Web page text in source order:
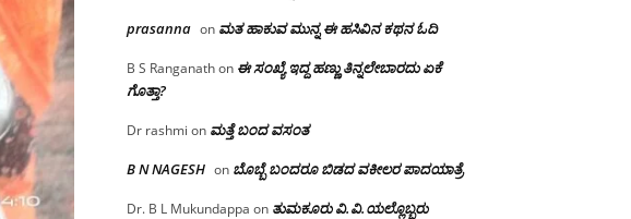
prasanna on ಮತ ಹಾಕುವ ಮುನ್ನ ಈ ಹಸಿವಿನ ಕಥನ ಓದಿ
B S Ranganathon ಈ ಸಂಖ್ಯೆ ಇದ್ದ ಹಣ್ಣು ತಿನ್ನಲೇಬಾರದು ಏಕೆ
ಗೊತ್ತಾ?
Dr rashmi on ಮತ್ತೆ ಬಂದ ವಸಂತ
B N NAGESH on ಬೊಬ್ಬೆ ಬಂದರೂ ಬಿಡದ ವಕೀಲರ ಪಾದಯಾತ್ರೆ
Dr. B L Mukundappa on ತುಮಕೂರು‌ ವಿ.ವಿ.ಯಲ್ಲೊಬ್ಬರು